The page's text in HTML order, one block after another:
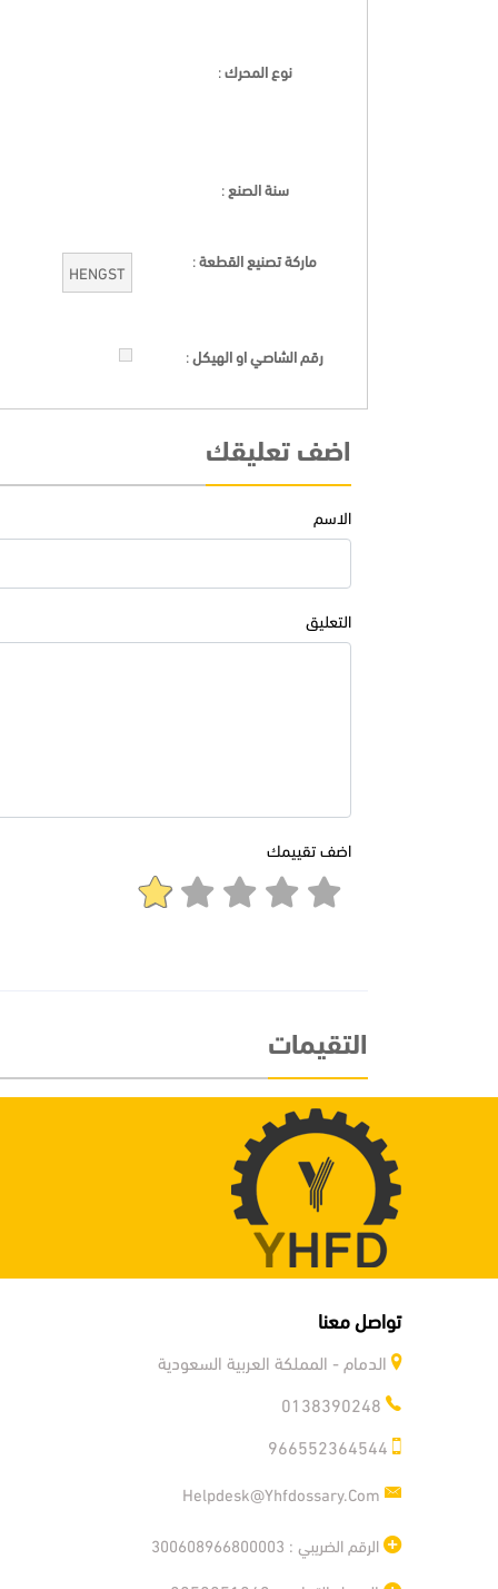
نوع المحرك:
سنة الصنع:
ماركة تصنيع القطعة:
HENGST
رقم الشاصي او الهيكل:
اضف تعليقك
الاسم
التعليق
اضف تقييمك
التقيمات
تواصل معنا
الدمام - المملكة العربية السعودية
Helpdesk@yhfdossary.com
الرقم الضريبي : 300608966800003